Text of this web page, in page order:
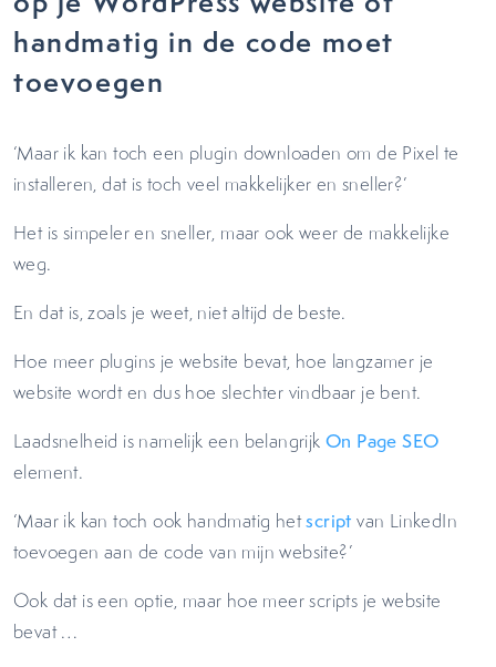
handmatig in de code moet
toevoegen
‘Maar ik kan toch een plugin downloaden om de Pixel te
installeren, dat is toch veel makkelijker en sneller?’
Het is simpeler en sneller, maar ook weer de makkelijke
weg.
En dat is, zoals je weet, niet altijd de beste.
Hoe meer plugins je website bevat, hoe langzamer je
website wordt en dus hoe slechter vindbaar je bent.
Laadsnelheid is namelijk een belangrijk On Page SEO
element.
‘Maar ik kan toch ook handmatig hetscript van LinkedIn
toevoegen aan de code van mijn website?’
Ook dat is een optie, maar hoe meer scripts je website
bevat …